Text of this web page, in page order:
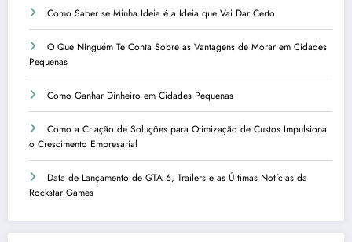
Como Saber se Minha Ideia é a Ideia que Vai Dar Certo
O Que Ninguém Te Conta Sobre as Vantagens de Morar em Cidades
Pequenas
Como Ganhar Dinheiro em Cidades Pequenas
Como a Criação de Soluções para Otimização de Custos Impulsiona
o Crescimento Empresarial
Data de Lançamento de GTA 6, Trailers e as Últimas Notícias da
Rockstar Games